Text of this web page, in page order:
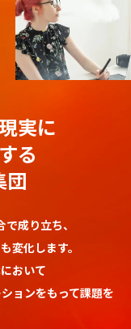
実に
る
団
成り立ち、
変化します。
おいて
ョンをもって課題を